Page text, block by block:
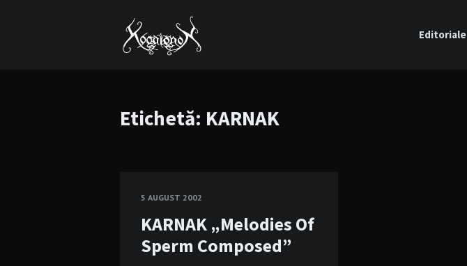
Editoriale
Etichetă: KARNAK
5 AUGUST 2002
KARNAK „Melodies Of
Sperm Composed”